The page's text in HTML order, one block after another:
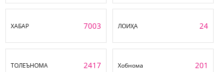
ХАБАР 7003 ЛОИҲА 24
ТОЛЕЪНОМА 2417 Хобнома 201